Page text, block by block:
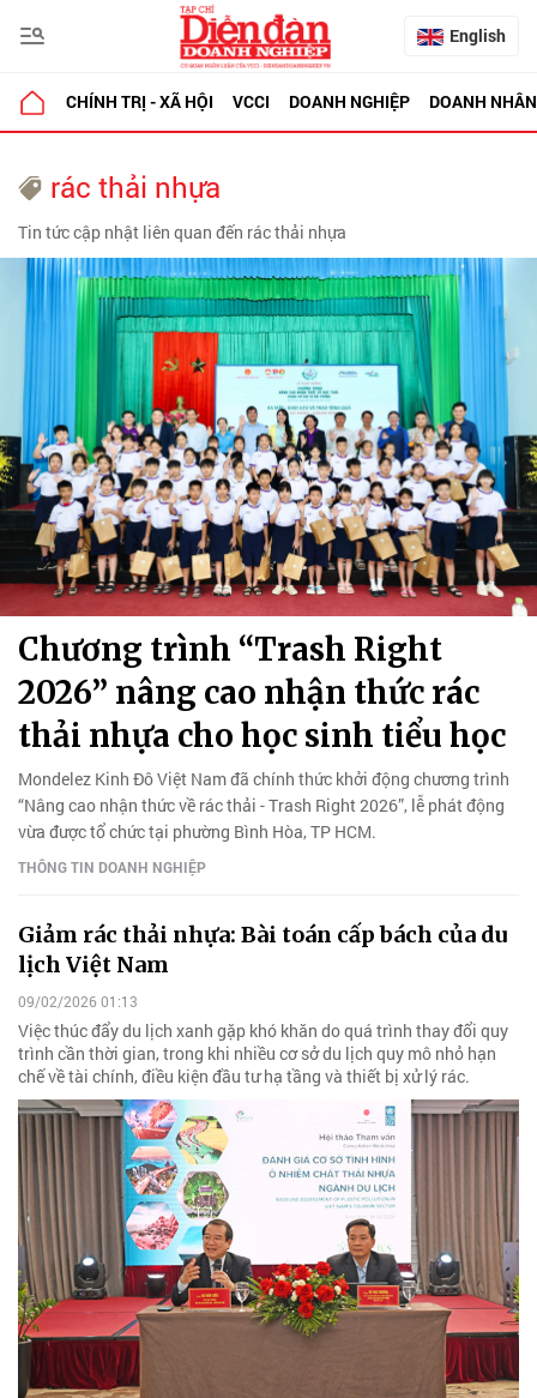
English
CHÍNH TRỊ - XÃ HỘI VCCI DOANH NGHIỆP DOANH NHÂN
rác thải nhựa
Tin tức cập nhật liên quan đến rác thải nhựa
Chương trình “Trash Right
2026” nâng cao nhận thức rác
thải nhựa cho học sinh tiểu học
Mondelez Kinh Đô Việt Nam đã chính thức khởi động chương trình
“Nâng cao nhận thức về rác thải - Trash Right 2026”, lễ phát động
vừa được tổ chức tại phường Bình Hòa, TP HCM.
THÔNG TIN DOANH NGHIỆP
Giảm rác thải nhựa: Bài toán cấp bách của du
lịch Việt Nam
09/02/2026 01:13
Việc thúc đẩy du lịch xanh gặp khó khăn do quá trình thay đổi quy
trình cần thời gian, trong khi nhiều cơ sở du lịch quy mô nhỏ hạn
chế về tài chính, điều kiện đầu tư hạ tầng và thiết bị xử lý rác.